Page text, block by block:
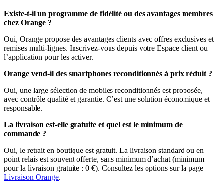
Existe-t-il un programme de fidélité ou des avantages membres
chez Orange ?
Oui, Orange propose des avantages clients avec offres exclusives et
remises multi‑lignes. Inscrivez-vous depuis votre Espace client ou
l’application pour les activer.
Orange vend-il des smartphones reconditionnés à prix réduit ?
Oui, une large sélection de mobiles reconditionnés est proposée,
avec contrôle qualité et garantie. C’est une solution économique et
responsable.
La livraison est-elle gratuite et quel est le minimum de
commande ?
Oui, le retrait en boutique est gratuit. La livraison standard ou en
point relais est souvent offerte, sans minimum d’achat (minimum
pour la livraison gratuite : 0 €). Consultez les options sur la page
Livraison Orange.